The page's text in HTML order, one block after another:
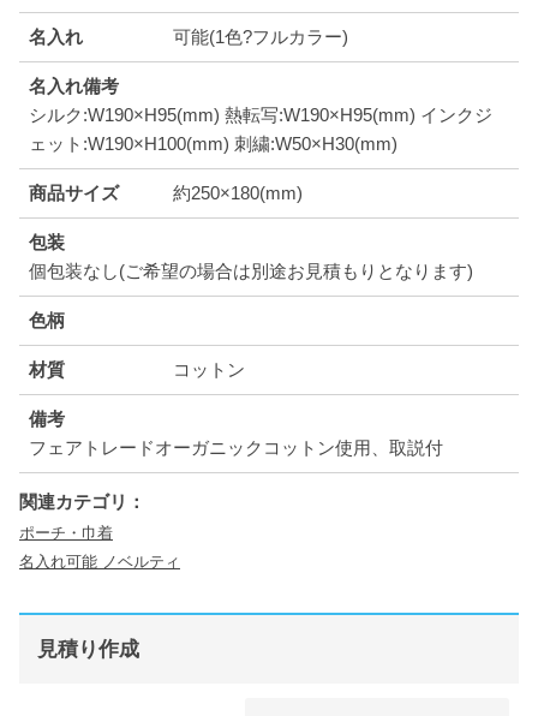
名入れ 可能(1色?フルカラー)
名入れ備考
シルク:W190×H95(mm) 熱転写:W190×H95(mm) インクジ
ェット:W190×H100(mm) 刺繍:W50×H30(mm)
商品サイズ 約250×180(mm)
包装
個包装なし(ご希望の場合は別途お見積もりとなります)
色柄
材質 コットン
備考
フェアトレードオーガニックコットン使用、取説付
関連カテゴリ：
ポーチ・巾着
名入れ可能 ノベルティ
見積り作成